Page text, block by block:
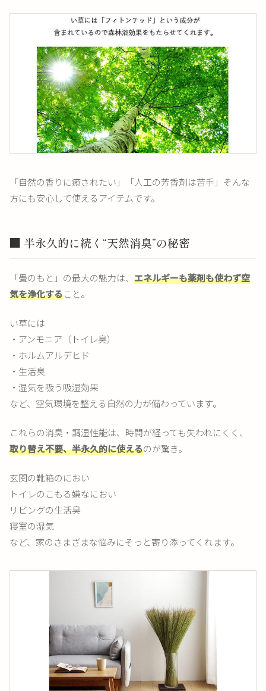
「自然の香りに癒されたい」「人工の芳香剤は苦手」そんな
方にも安心して使えるアイテムです。
■ 半永久的に続く“天然消臭”の秘密
「畳のもと」の最大の魅力は、 エネルギーも薬剤も使わず空
気を浄化すること。
い草には
・アンモニア（トイレ臭）
・ホルムアルデヒド
・生活臭
・湿気を吸う吸湿効果
など、空気環境を整える自然の力が備わっています。
これらの消臭・調湿性能は、時間が経っても失われにくく、
取り替え不要、半永久的に使えるのが驚き。
玄関の靴箱のにおい
トイレのこもる嫌なにおい
リビングの生活臭
寝室の湿気
など、家のさまざまな悩みにそっと寄り添ってくれます。